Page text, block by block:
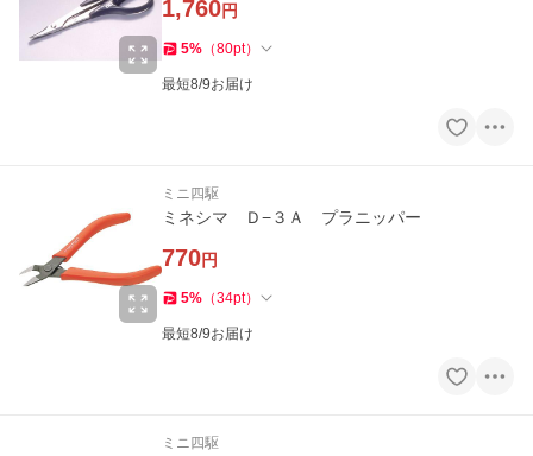
1,760円
5% （80pt）
最短8/9お届け
ミニ四駆
ミネシマ Ｄ−３Ａ プラニッパー
770円
5% （34pt）
最短8/9お届け
ミニ四駆